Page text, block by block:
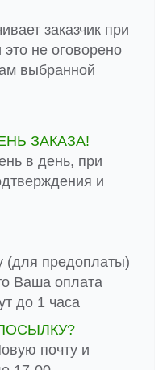
заказчик при
не оговорено
выбранной
ЗАКАЗА!
в день, при
и
(для предоплаты)
Ваша оплата
до 1 часа
почту и